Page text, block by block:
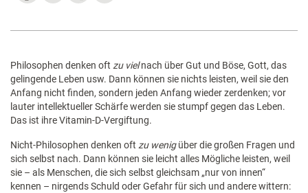
Philosophen denken oft zu vielnach über Gut und Böse, Gott, das
gelingende Leben usw. Dann können sie nichts leisten, weil sie den
Anfang nicht finden, sondern jeden Anfang wieder zerdenken; vor
lauter intellektueller Schärfe werden sie stumpf gegen das Leben.
Das ist ihre Vitamin-D-Vergiftung.
Nicht-Philosophen denken oft zu wenigüber die großen Fragen und
sich selbst nach. Dann können sie leicht alles Mögliche leisten, weil
sie – als Menschen, die sich selbst gleichsam „nur von innen“
kennen – nirgends Schuld oder Gefahr für sich und andere wittern: